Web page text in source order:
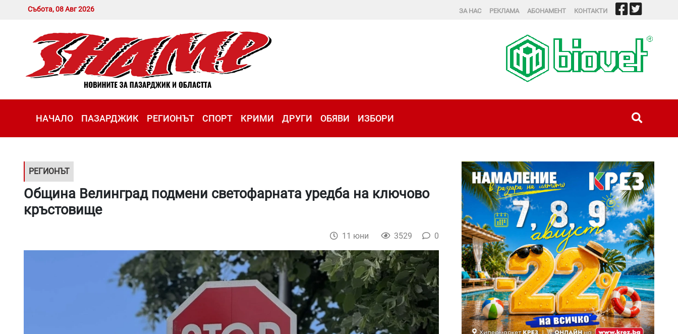
Събота, 08 Авг 2026 ЗА НАС РЕКЛАМА АБОНАМЕНТ КОНТАКТИ
НАЧАЛО ПАЗАРДЖИК РЕГИОНЪТ СПОРТ КРИМИ ДРУГИ ОБЯВИ ИЗБОРИ
РЕГИОНЪТ
Община Велинград подмени светофарната уредба на ключово
кръстовище
11 юни 3529 0